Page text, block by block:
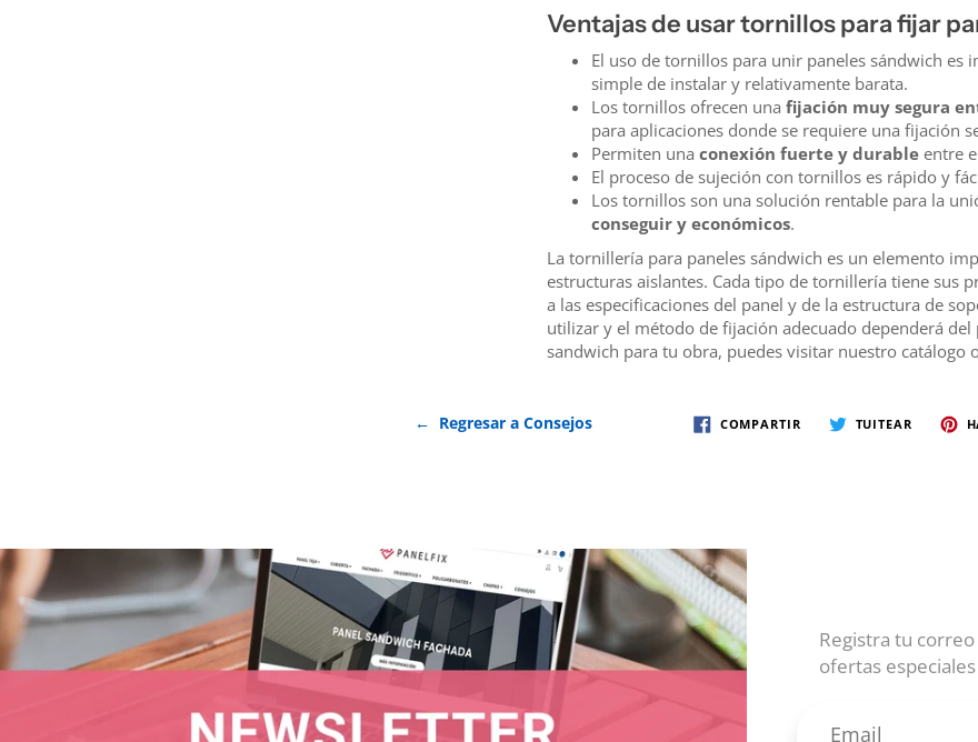
Ventajas de usar tornillos para fijar
El uso de tornillos para unir paneles sándwich
simple de instalar y relativamente barata.
Los tornillos ofrecen una fijación muy segura
para aplicaciones donde se requiere una fijación
Permiten una conexión fuerte y durable entre
El proceso de sujeción con tornillos es rápido y
Los tornillos son una solución rentable para la
conseguir y económicos.
La tornillería para paneles sándwich es un elemento
estructuras aislantes. Cada tipo de tornillería tiene sus
a las especificaciones del panel y de la estructura de
utilizar y el método de fijación adecuado dependerá del
sandwich para tu obra, puedes visitar nuestro
← Regresar a Consejos COMPARTIR TUITEAR
Registra tu
ofertas